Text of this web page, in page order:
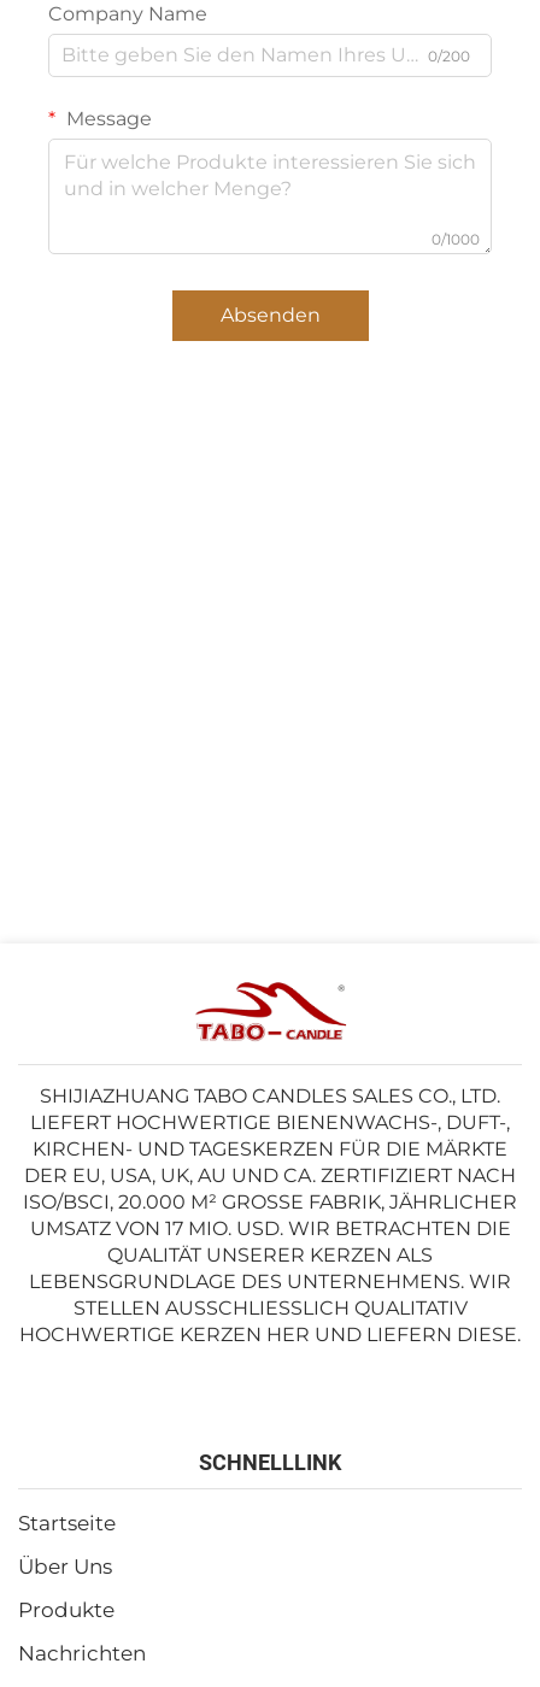
Company Name
0/200
Message
0/1000
Absenden
SHIJIAZHUANG TABO CANDLES SALES CO., LTD.
LIEFERT HOCHWERTIGE BIENENWACHS-, DUFT-,
KIRCHEN- UND TAGESKERZEN FÜR DIE MÄRKTE
DER EU, USA, UK, AU UND CA. ZERTIFIZIERT NACH
ISO/BSCI, 20.000 M² GROSSE FABRIK, JÄHRLICHER U
MSATZ VON 17 MIO. USD. WIR BETRACHTEN DIE Q
UALITÄT UNSERER KERZEN ALS L
EBENSGRUNDLAGE DES UNTERNEHMENS. WIR S
TELLEN AUSSCHLIESSLICH QUALITATIV HO
CHWERTIGE KERZEN HER UND LIEFERN DIESE.
SCHNELLLINK
Startseite
Über Uns
Produkte
Nachrichten